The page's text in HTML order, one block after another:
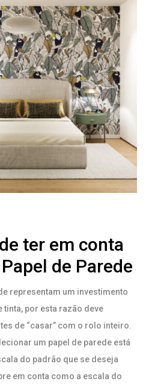
ter em conta
de Parede
representam um investimento
tinta, por esta razão deve
de “casar” com o rolo inteiro.
um papel de parede está
do padrão que se deseja
em conta como a escala do